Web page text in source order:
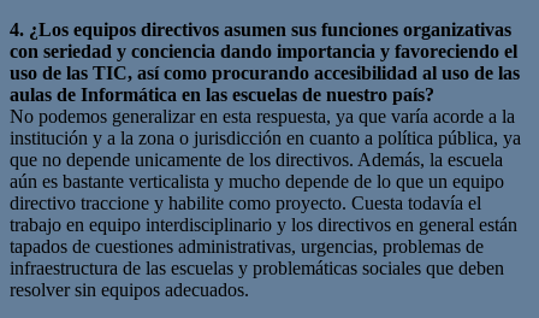
4. ¿Los equipos directivos asumen sus funciones organizativas
con seriedad y conciencia dando importancia y favoreciendo el
uso de las TIC, así como procurando accesibilidad al uso de las
aulas de Informática en las escuelas de nuestro país?
No podemos generalizar en esta respuesta, ya que varía acorde a la
institución y a la zona o jurisdicción en cuanto a política pública, ya
que no depende unicamente de los directivos. Además, la escuela
aún es bastante verticalista y mucho depende de lo que un equipo
directivo traccione y habilite como proyecto. Cuesta todavía el
trabajo en equipo interdisciplinario y los directivos en general están
tapados de cuestiones administrativas, urgencias, problemas de
infraestructura de las escuelas y problemáticas sociales que deben
resolver sin equipos adecuados.